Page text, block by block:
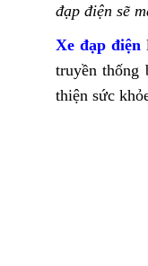
đạp điện sẽ
Xe đạp điện
truyền thống
thiện sức